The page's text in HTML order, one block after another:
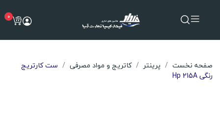
0
صفحه نخست پرینتر کاتریج و مواد مصرفی
ست کارتریج
رنگی Hp 215A